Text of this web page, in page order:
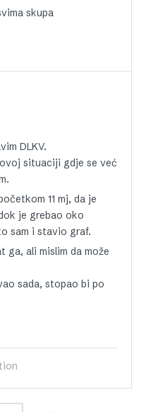
skupa
DLKV.
situaciji gdje se već
11 mj, da je
je grebao oko
sam i stavio graf.
ga, ali mislim da može
sada, stopao bi po